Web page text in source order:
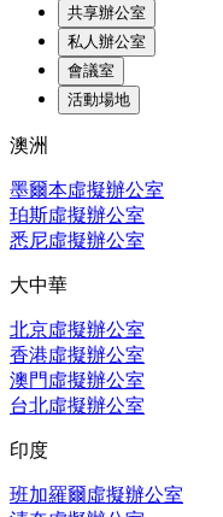
共享辦公室
私人辦公室
會議室
活動場地
澳洲
墨爾本虛擬辦公室
珀斯虛擬辦公室
悉尼虛擬辦公室
大中華
北京虛擬辦公室
香港虛擬辦公室
澳門虛擬辦公室
台北虛擬辦公室
印度
班加羅爾虛擬辦公室